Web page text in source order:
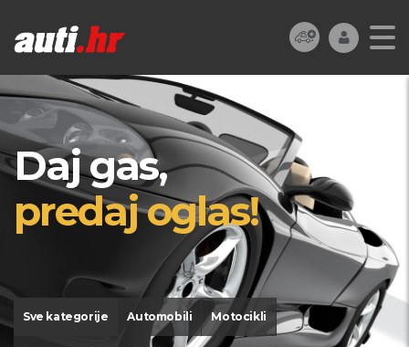
Daj gas,
predaj oglas!
Sve kategorije Automobili Motocikli